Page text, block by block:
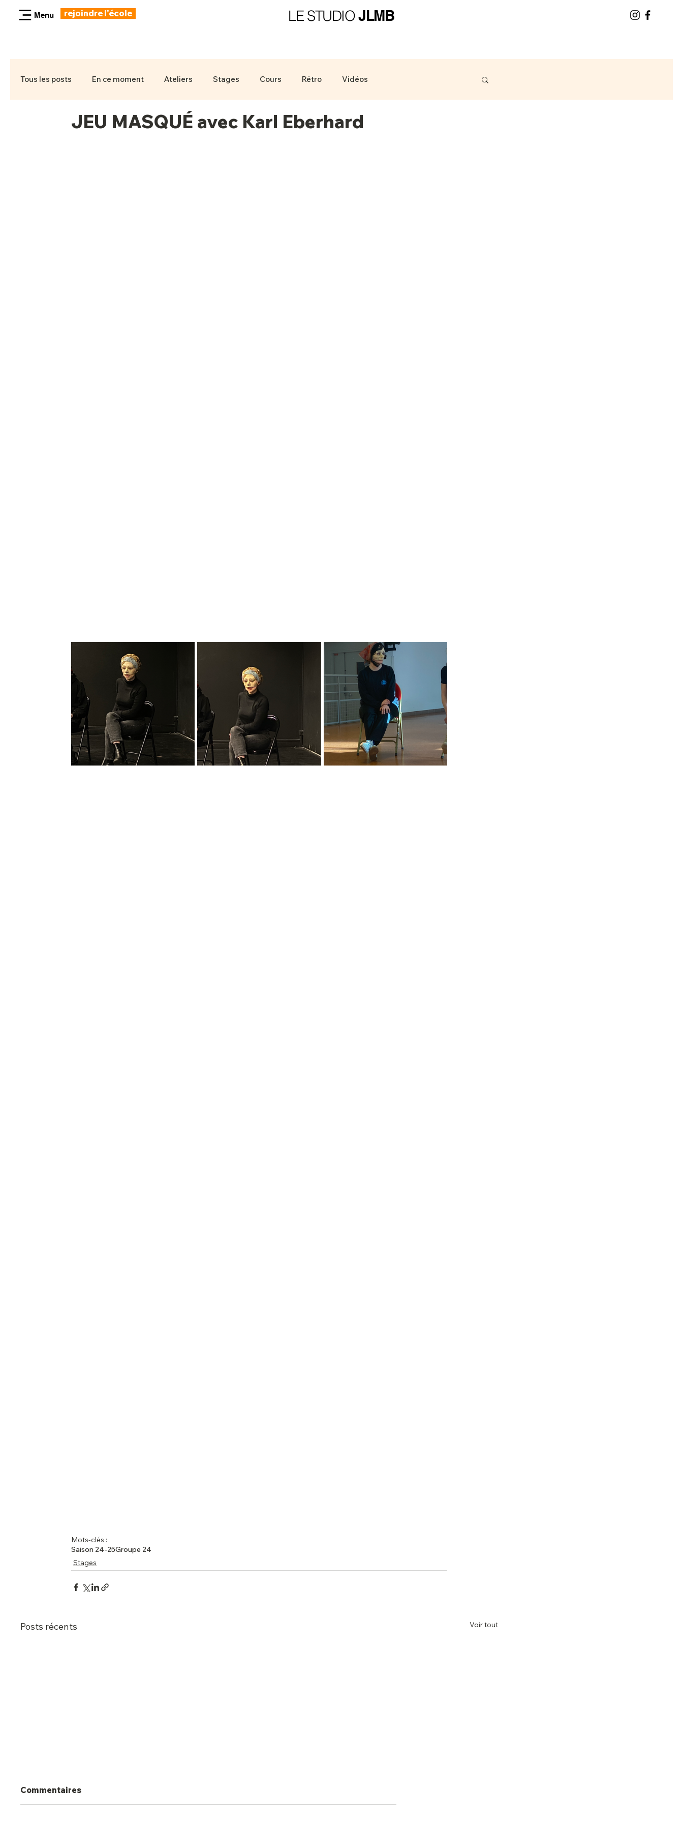
Menu rejoindre l'école LE STUDIOJLMB
Tous les posts En ce moment Ateliers Stages Cours Rétro Vidéos
JEU MASQUÉ avec Karl Eberhard
Mots-clés :
Saison 24-25Groupe 24
Stages
Posts récents Voir tout
Commentaires